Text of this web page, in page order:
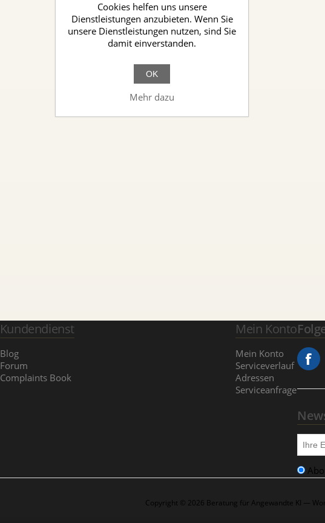
Kundendienst
Blog
Forum
Complaints Book
Mein Konto
Mein Konto
Serviceverlauf
Adressen
Serviceanfrage
Copyright © 2026 Beratung für Angewandte KI —
Cookies helfen uns unsere
Dienstleistungen anzubieten. Wenn Sie
unsere Dienstleistungen nutzen, sind Sie
damit einverstanden.
OK
Mehr dazu